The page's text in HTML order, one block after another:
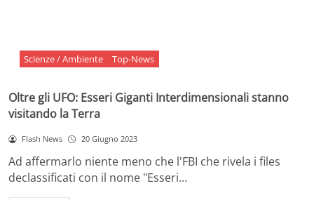
Scienze / Ambiente Top-News
Oltre gli UFO: Esseri Giganti Interdimensionali stanno
visitando la Terra
Flash News 20 Giugno 2023
Ad affermarlo niente meno che l'FBI che rivela i files
declassificati con il nome "Esseri…